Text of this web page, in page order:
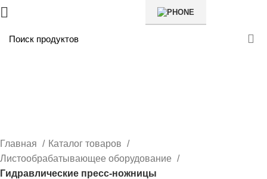
Главная
Каталог товаров
Листообрабатывающее оборудование
Гидравлические пресс-ножницы